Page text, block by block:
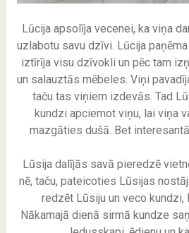
Lūcija apsolīja vecenei, ka viņa
uzlabotu savu dzīvi. Lūcija
iztīrīja visu dzīvokli un pēc tam
un salauztās mēbeles. Viņi
taču tas viņiem izdevās. Tad
kundzi apciemot viņu, lai viņa
mazgāties dušā. Bet
Lūsija dalījās savā pieredzē
nē, taču, pateicoties Lūsijas
redzēt Lūsiju un veco kundzi,
Nākamajā dienā sirmā kundze